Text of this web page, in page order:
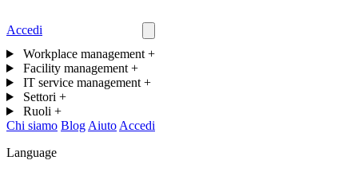
Accedi
Workplace management +
Facility management +
IT service management +
Settori +
Ruoli +
Chi siamo Blog Aiuto Accedi
Language